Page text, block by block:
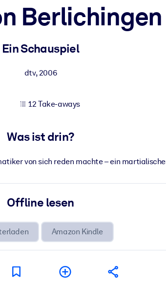
Wissen.
Berlichingen
Ein Schauspiel
dtv,2006
12 Take-aways
Was ist drin?
von sich reden machte – ein
Offline lesen
Amazon Kindle